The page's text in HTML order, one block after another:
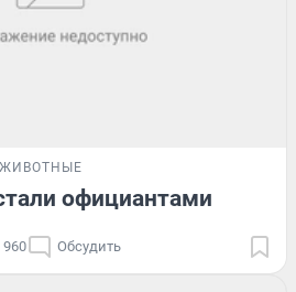
ЖИВОТНЫЕ
официантами
960 Обсудить